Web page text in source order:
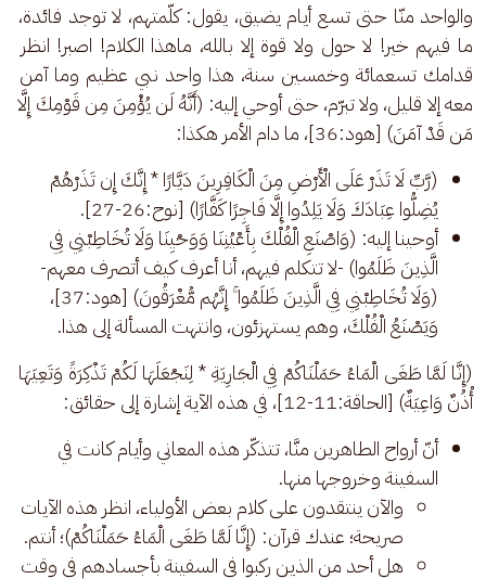
والواحد منّا حتى تسع أيام يضيق، يقول: كلّمتهم، لا توجد فائدة،
ما فيهم خير! لا حول ولا قوة إلا بالله، ماهذا الكلام! اصبر! انظر
قدامك تسعمائة وخمسين سنة، هذا واحد نبي عظيم وما آمن
معه إلا قليل، ولا تبرّم، حتى أوحي إليه: (أَنَّهُ لَن يُؤْمِنَ مِن قَوْمِكَ إِلَّا
مَن قَدْ آمَنَ) [هود:36]، ما دام الأمر هكذا:
(رَّبِّ لَا تَذَرْ عَلَى الْأَرْضِ مِنَ الْكَافِرِينَ دَيَّارًا * إِنَّكَ إِن تَذَرْهُمْ
يُضِلُّوا عِبَادَكَ وَلَا يَلِدُوا إِلَّا فَاجِرًا كَفَّارًا) [نوح:26-27].
أوحينا إليه: (وَاصْنَعِ الْفُلْكَ بِأَعْيُنِنَا وَوَحْيِنَا وَلَا تُخَاطِبْنِي فِي
الَّذِينَ ظَلَمُوا) -لا تتكلم فيهم، أنا أعرف كيف أتصرف معهم-
(وَلَا تُخَاطِبْنِي فِي الَّذِينَ ظَلَمُوا ۚ إِنَّهُم مُّغْرَقُونَ) [هود:37]،
وَيَصْنَعُ الْفُلْكَ، وهم يستهزئون، وانتهت المسألة إلى هذا.
(إِنَّا لَمَّا طَغَى الْمَاءُ حَمَلْنَاكُمْ فِي الْجَارِيَةِ * لِنَجْعَلَهَا لَكُمْ تَذْكِرَةً وَتَعِيَهَا
أُذُنٌ وَاعِيَةٌ) [الحاقة:11-12]، في هذه الآية إشارة إلى حقائق:
أنّ أرواح الطاهرين منَّا، تتذكّر هذه المعاني وأيام كانت في
السفينة وخروجها منها.
والآن ينتقدون على كلام بعض الأولياء، انظر هذه الآيات
صريحة؛ عندك قرآن: (إِنَّا لَمَّا طَغَى الْمَاءُ حَمَلْنَاكُمْ)؛ أنتم.
هل أحد من الذين ركبوا في السفينة بأجسادهم في وقت